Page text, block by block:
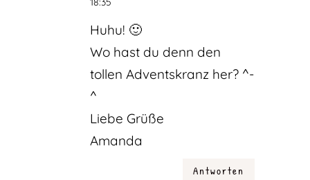
Huhu! 🙂
Wo hast du denn den
tollen Adventskranz her? ^-
^
Liebe Grüße
Amanda
Antworten